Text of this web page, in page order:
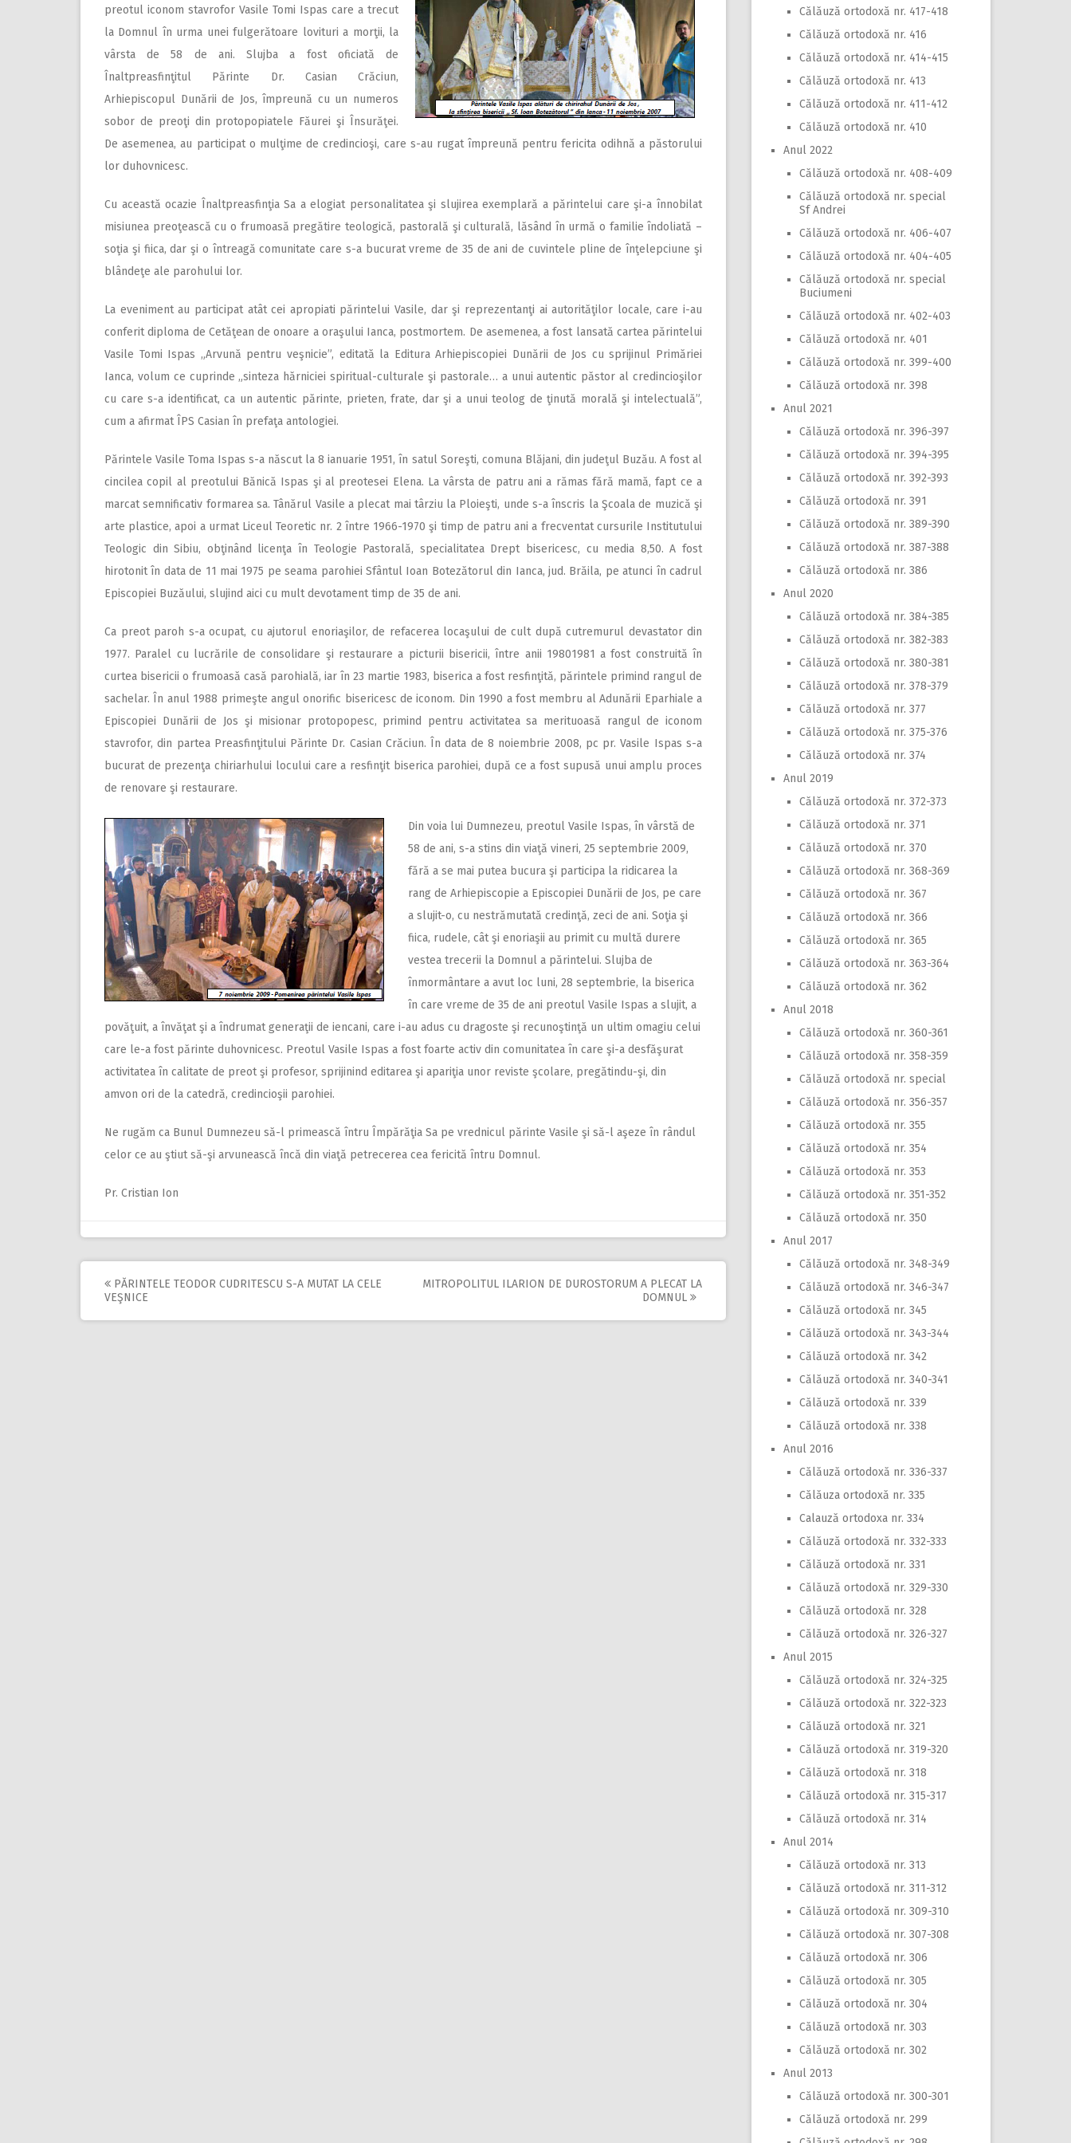
preotul iconom stavrofor Vasile Tomi Ispas care a trecut
la Domnul în urma unei fulgerătoare lovituri a morţii, la
vârsta de 58 de ani. Slujba a fost oficiată de
Înaltpreasfinţitul Părinte Dr. Casian Crăciun,
Arhiepiscopul Dunării de Jos, împreună cu un numeros
sobor de preoţi din protopopiatele Făurei şi Însurăţei.
De asemenea, au participat o mulţime de credincioşi, care s-au rugat împreună pentru fericita odihnă a păstorului
lor duhovnicesc.
Cu această ocazie Înaltpreasfinţia Sa a elogiat personalitatea şi slujirea exemplară a părintelui care şi-a înnobilat
misiunea preoţească cu o frumoasă pregătire teologică, pastorală şi culturală, lăsând în urmă o familie îndoliată –
soţia şi fiica, dar şi o întreagă comunitate care s-a bucurat vreme de 35 de ani de cuvintele pline de înţelepciune şi
blândeţe ale parohului lor.
La eveniment au participat atât cei apropiati părintelui Vasile, dar şi reprezentanţi ai autorităţilor locale, care i-au
conferit diploma de Cetăţean de onoare a oraşului Ianca, postmortem. De asemenea, a fost lansată cartea părintelui
Vasile Tomi Ispas „Arvună pentru veşnicie”, editată la Editura Arhiepiscopiei Dunării de Jos cu sprijinul Primăriei
Ianca, volum ce cuprinde „sinteza hărniciei spiritual-culturale şi pastorale… a unui autentic păstor al credincioşilor
cu care s-a identificat, ca un autentic părinte, prieten, frate, dar şi a unui teolog de ţinută morală şi intelectuală”,
cum a afirmat ÎPS Casian în prefaţa antologiei.
Părintele Vasile Toma Ispas s-a născut la 8 ianuarie 1951, în satul Soreşti, comuna Blăjani, din judeţul Buzău. A fost al
cincilea copil al preotului Bănică Ispas şi al preotesei Elena. La vârsta de patru ani a rămas fără mamă, fapt ce a
marcat semnificativ formarea sa. Tânărul Vasile a plecat mai târziu la Ploieşti, unde s-a înscris la Şcoala de muzică şi
arte plastice, apoi a urmat Liceul Teoretic nr. 2 între 1966-1970 şi timp de patru ani a frecventat cursurile Institutului
Teologic din Sibiu, obţinând licenţa în Teologie Pastorală, specialitatea Drept bisericesc, cu media 8,50. A fost
hirotonit în data de 11 mai 1975 pe seama parohiei Sfântul Ioan Botezătorul din Ianca, jud. Brăila, pe atunci în cadrul
Episcopiei Buzăului, slujind aici cu mult devotament timp de 35 de ani.
Ca preot paroh s-a ocupat, cu ajutorul enoriaşilor, de refacerea locaşului de cult după cutremurul devastator din
1977. Paralel cu lucrările de consolidare şi restaurare a picturii bisericii, între anii 19801981 a fost construită în
curtea bisericii o frumoasă casă parohială, iar în 23 martie 1983, biserica a fost resfinţită, părintele primind rangul de
sachelar. În anul 1988 primeşte angul onorific bisericesc de iconom. Din 1990 a fost membru al Adunării Eparhiale a
Episcopiei Dunării de Jos şi misionar protopopesc, primind pentru activitatea sa merituoasă rangul de iconom
stavrofor, din partea Preasfinţitului Părinte Dr. Casian Crăciun. În data de 8 noiembrie 2008, pc pr. Vasile Ispas s-a
bucurat de prezenţa chiriarhului locului care a resfinţit biserica parohiei, după ce a fost supusă unui amplu proces
de renovare şi restaurare.
Din voia lui Dumnezeu, preotul Vasile Ispas, în vârstă de
58 de ani, s-a stins din viaţă vineri, 25 septembrie 2009,
fără a se mai putea bucura şi participa la ridicarea la
rang de Arhiepiscopie a Episcopiei Dunării de Jos, pe care
a slujit-o, cu nestrămutată credinţă, zeci de ani. Soţia şi
fiica, rudele, cât şi enoriaşii au primit cu multă durere
vestea trecerii la Domnul a părintelui. Slujba de
înmormântare a avut loc luni, 28 septembrie, la biserica
în care vreme de 35 de ani preotul Vasile Ispas a slujit, a
povăţuit, a învăţat şi a îndrumat generaţii de iencani, care i-au adus cu dragoste şi recunoştinţă un ultim omagiu celui
care le-a fost părinte duhovnicesc. Preotul Vasile Ispas a fost foarte activ din comunitatea în care şi-a desfăşurat
activitatea în calitate de preot şi profesor, sprijinind editarea şi apariţia unor reviste şcolare, pregătindu-şi, din
amvon ori de la catedră, credincioşii parohiei.
Ne rugăm ca Bunul Dumnezeu să-l primească întru Împărăţia Sa pe vrednicul părinte Vasile şi să-l aşeze în rândul
celor ce au ştiut să-şi arvunească încă din viaţă petrecerea cea fericită întru Domnul.
Pr. Cristian Ion
Post
navigation
PĂRINTELE TEODOR CUDRITESCU S-A MUTAT LA CELE
VEŞNICE
MITROPOLITUL ILARION DE DUROSTORUM A PLECAT LA
DOMNUL
Călăuză ortodoxă nr. 417-418
Călăuză ortodoxă nr. 416
Călăuză ortodoxă nr. 414-415
Călăuză ortodoxă nr. 413
Călăuză ortodoxă nr. 411-412
Călăuză ortodoxă nr. 410
Anul 2022
Călăuză ortodoxă nr. 408-409
Călăuză ortodoxă nr. special
Sf Andrei
Călăuză ortodoxă nr. 406-407
Călăuză ortodoxă nr. 404-405
Călăuză ortodoxă nr. special
Buciumeni
Călăuză ortodoxă nr. 402-403
Călăuză ortodoxă nr. 401
Călăuză ortodoxă nr. 399-400
Călăuză ortodoxă nr. 398
Anul 2021
Călăuză ortodoxă nr. 396-397
Călăuză ortodoxă nr. 394-395
Călăuză ortodoxă nr. 392-393
Călăuză ortodoxă nr. 391
Călăuză ortodoxă nr. 389-390
Călăuză ortodoxă nr. 387-388
Călăuză ortodoxă nr. 386
Anul 2020
Călăuză ortodoxă nr. 384-385
Călăuză ortodoxă nr. 382-383
Călăuză ortodoxă nr. 380-381
Călăuză ortodoxă nr. 378-379
Călăuză ortodoxă nr. 377
Călăuză ortodoxă nr. 375-376
Călăuză ortodoxă nr. 374
Anul 2019
Călăuză ortodoxă nr. 372-373
Călăuză ortodoxă nr. 371
Călăuză ortodoxă nr. 370
Călăuză ortodoxă nr. 368-369
Călăuză ortodoxă nr. 367
Călăuză ortodoxă nr. 366
Călăuză ortodoxă nr. 365
Călăuză ortodoxă nr. 363-364
Călăuză ortodoxă nr. 362
Anul 2018
Călăuză ortodoxă nr. 360-361
Călăuză ortodoxă nr. 358-359
Călăuză ortodoxă nr. special
Călăuză ortodoxă nr. 356-357
Călăuză ortodoxă nr. 355
Călăuză ortodoxă nr. 354
Călăuză ortodoxă nr. 353
Călăuză ortodoxă nr. 351-352
Călăuză ortodoxă nr. 350
Anul 2017
Călăuză ortodoxă nr. 348-349
Călăuză ortodoxă nr. 346-347
Călăuză ortodoxă nr. 345
Călăuză ortodoxă nr. 343-344
Călăuză ortodoxă nr. 342
Călăuză ortodoxă nr. 340-341
Călăuză ortodoxă nr. 339
Călăuză ortodoxă nr. 338
Anul 2016
Călăuză ortodoxă nr. 336-337
Călăuza ortodoxă nr. 335
Calauză ortodoxa nr. 334
Călăuză ortodoxă nr. 332-333
Călăuză ortodoxă nr. 331
Călăuză ortodoxă nr. 329-330
Călăuză ortodoxă nr. 328
Călăuză ortodoxă nr. 326-327
Anul 2015
Călăuză ortodoxă nr. 324-325
Călăuză ortodoxă nr. 322-323
Călăuză ortodoxă nr. 321
Călăuză ortodoxă nr. 319-320
Călăuză ortodoxă nr. 318
Călăuză ortodoxă nr. 315-317
Călăuză ortodoxă nr. 314
Anul 2014
Călăuză ortodoxă nr. 313
Călăuză ortodoxă nr. 311-312
Călăuză ortodoxă nr. 309-310
Călăuză ortodoxă nr. 307-308
Călăuză ortodoxă nr. 306
Călăuză ortodoxă nr. 305
Călăuză ortodoxă nr. 304
Călăuză ortodoxă nr. 303
Călăuză ortodoxă nr. 302
Anul 2013
Călăuză ortodoxă nr. 300-301
Călăuză ortodoxă nr. 299